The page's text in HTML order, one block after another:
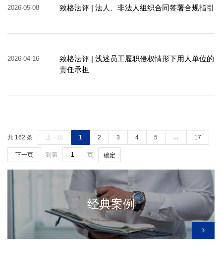
2026-05-08 致格法评 | 法人、非法人组织合同签署合规指引
2026-04-16
致格法评 | 浅述员工履职侵权情形下用人单位的
责任承担
共 162 条 上一页 1 2 3 4 5 … 17
下一页 到第 页 确定
经典案例